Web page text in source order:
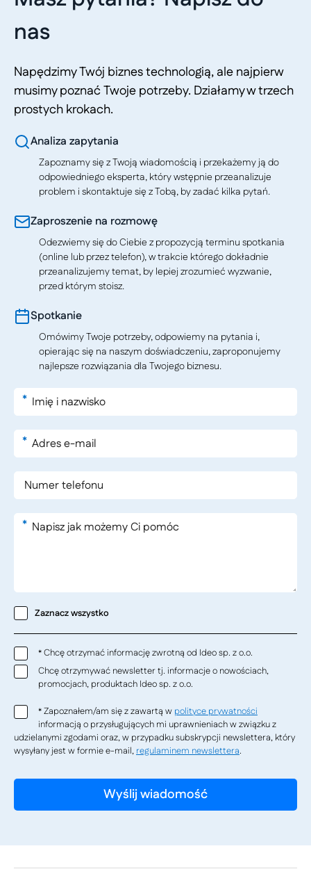
nas
Napędzimy Twój biznes technologią, ale najpierw
musimy poznać Twoje potrzeby. Działamy w trzech
prostych krokach.
Analiza zapytania
Zapoznamy się z Twoją wiadomością i przekażemy ją do
odpowiedniego eksperta, który wstępnie przeanalizuje
problem i skontaktuje się z Tobą, by zadać kilka pytań.
Zaproszenie na rozmowę
Odezwiemy się do Ciebie z propozycją terminu spotkania
(online lub przez telefon), w trakcie którego dokładnie
przeanalizujemy temat, by lepiej zrozumieć wyzwanie,
przed którym stoisz.
Spotkanie
Omówimy Twoje potrzeby, odpowiemy na pytania i,
opierając się na naszym doświadczeniu, zaproponujemy
najlepsze rozwiązania dla Twojego biznesu.
*
*
*
Zaznacz wszystko
*Chcę otrzymać informację zwrotną od Ideo sp. z o.o.
Chcę otrzymywać newsletter tj. informacje o nowościach,
promocjach, produktach Ideo sp. z o.o.
*Zapoznałem/am się z zawartą w polityce prywatności
informacją o przysługujących mi uprawnieniach w związku z
udzielanymi zgodami oraz, w przypadku subskrypcji newslettera, który
wysyłany jest w formie e-mail, regulaminem newslettera.